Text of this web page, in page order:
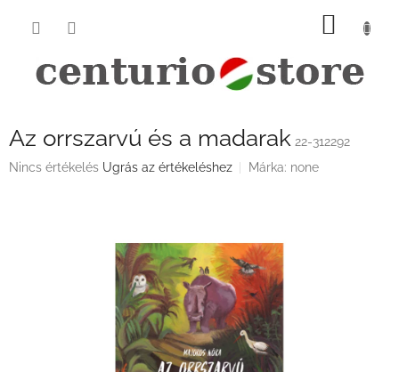
KOSÁR
Az orrszarvú és a madarak 22-312292
A
Nincs értékelés Ugrás az értékeléshez Márka: none